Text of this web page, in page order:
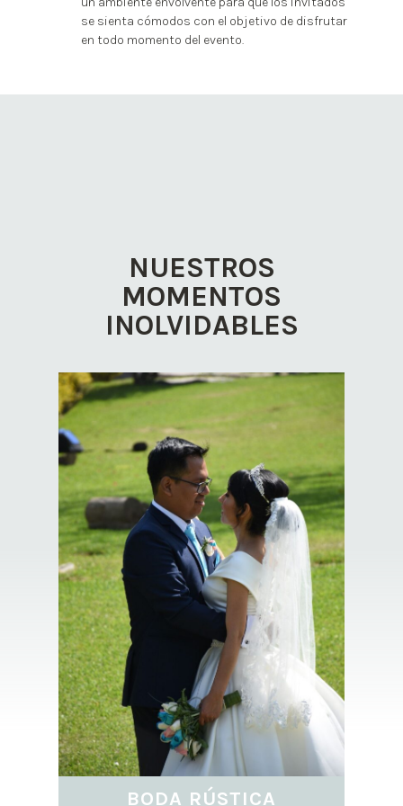
se sienta cómodos con el objetivo de disfrutar
en todo momento del evento.
NUESTROS
MOMENTOS
INOLVIDABLES
BODA RÚSTICA